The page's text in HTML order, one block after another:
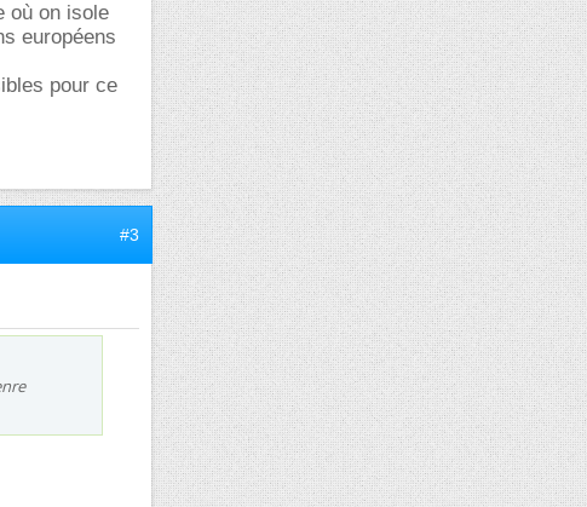
où on isole
européens
pour ce
#3